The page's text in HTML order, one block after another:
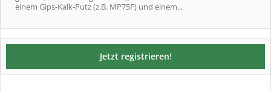
einem Gips-Kalk-Putz (z.B. MP75F) und einem...
Jetzt registrieren!